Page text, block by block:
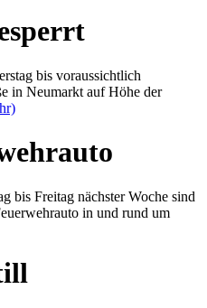
bis voraussichtlich
in Neumarkt auf Höhe der
bis Freitag nächster Woche sind
in und rund um